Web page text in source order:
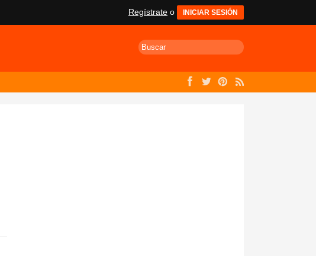
Regístrate o INICIAR SESIÓN